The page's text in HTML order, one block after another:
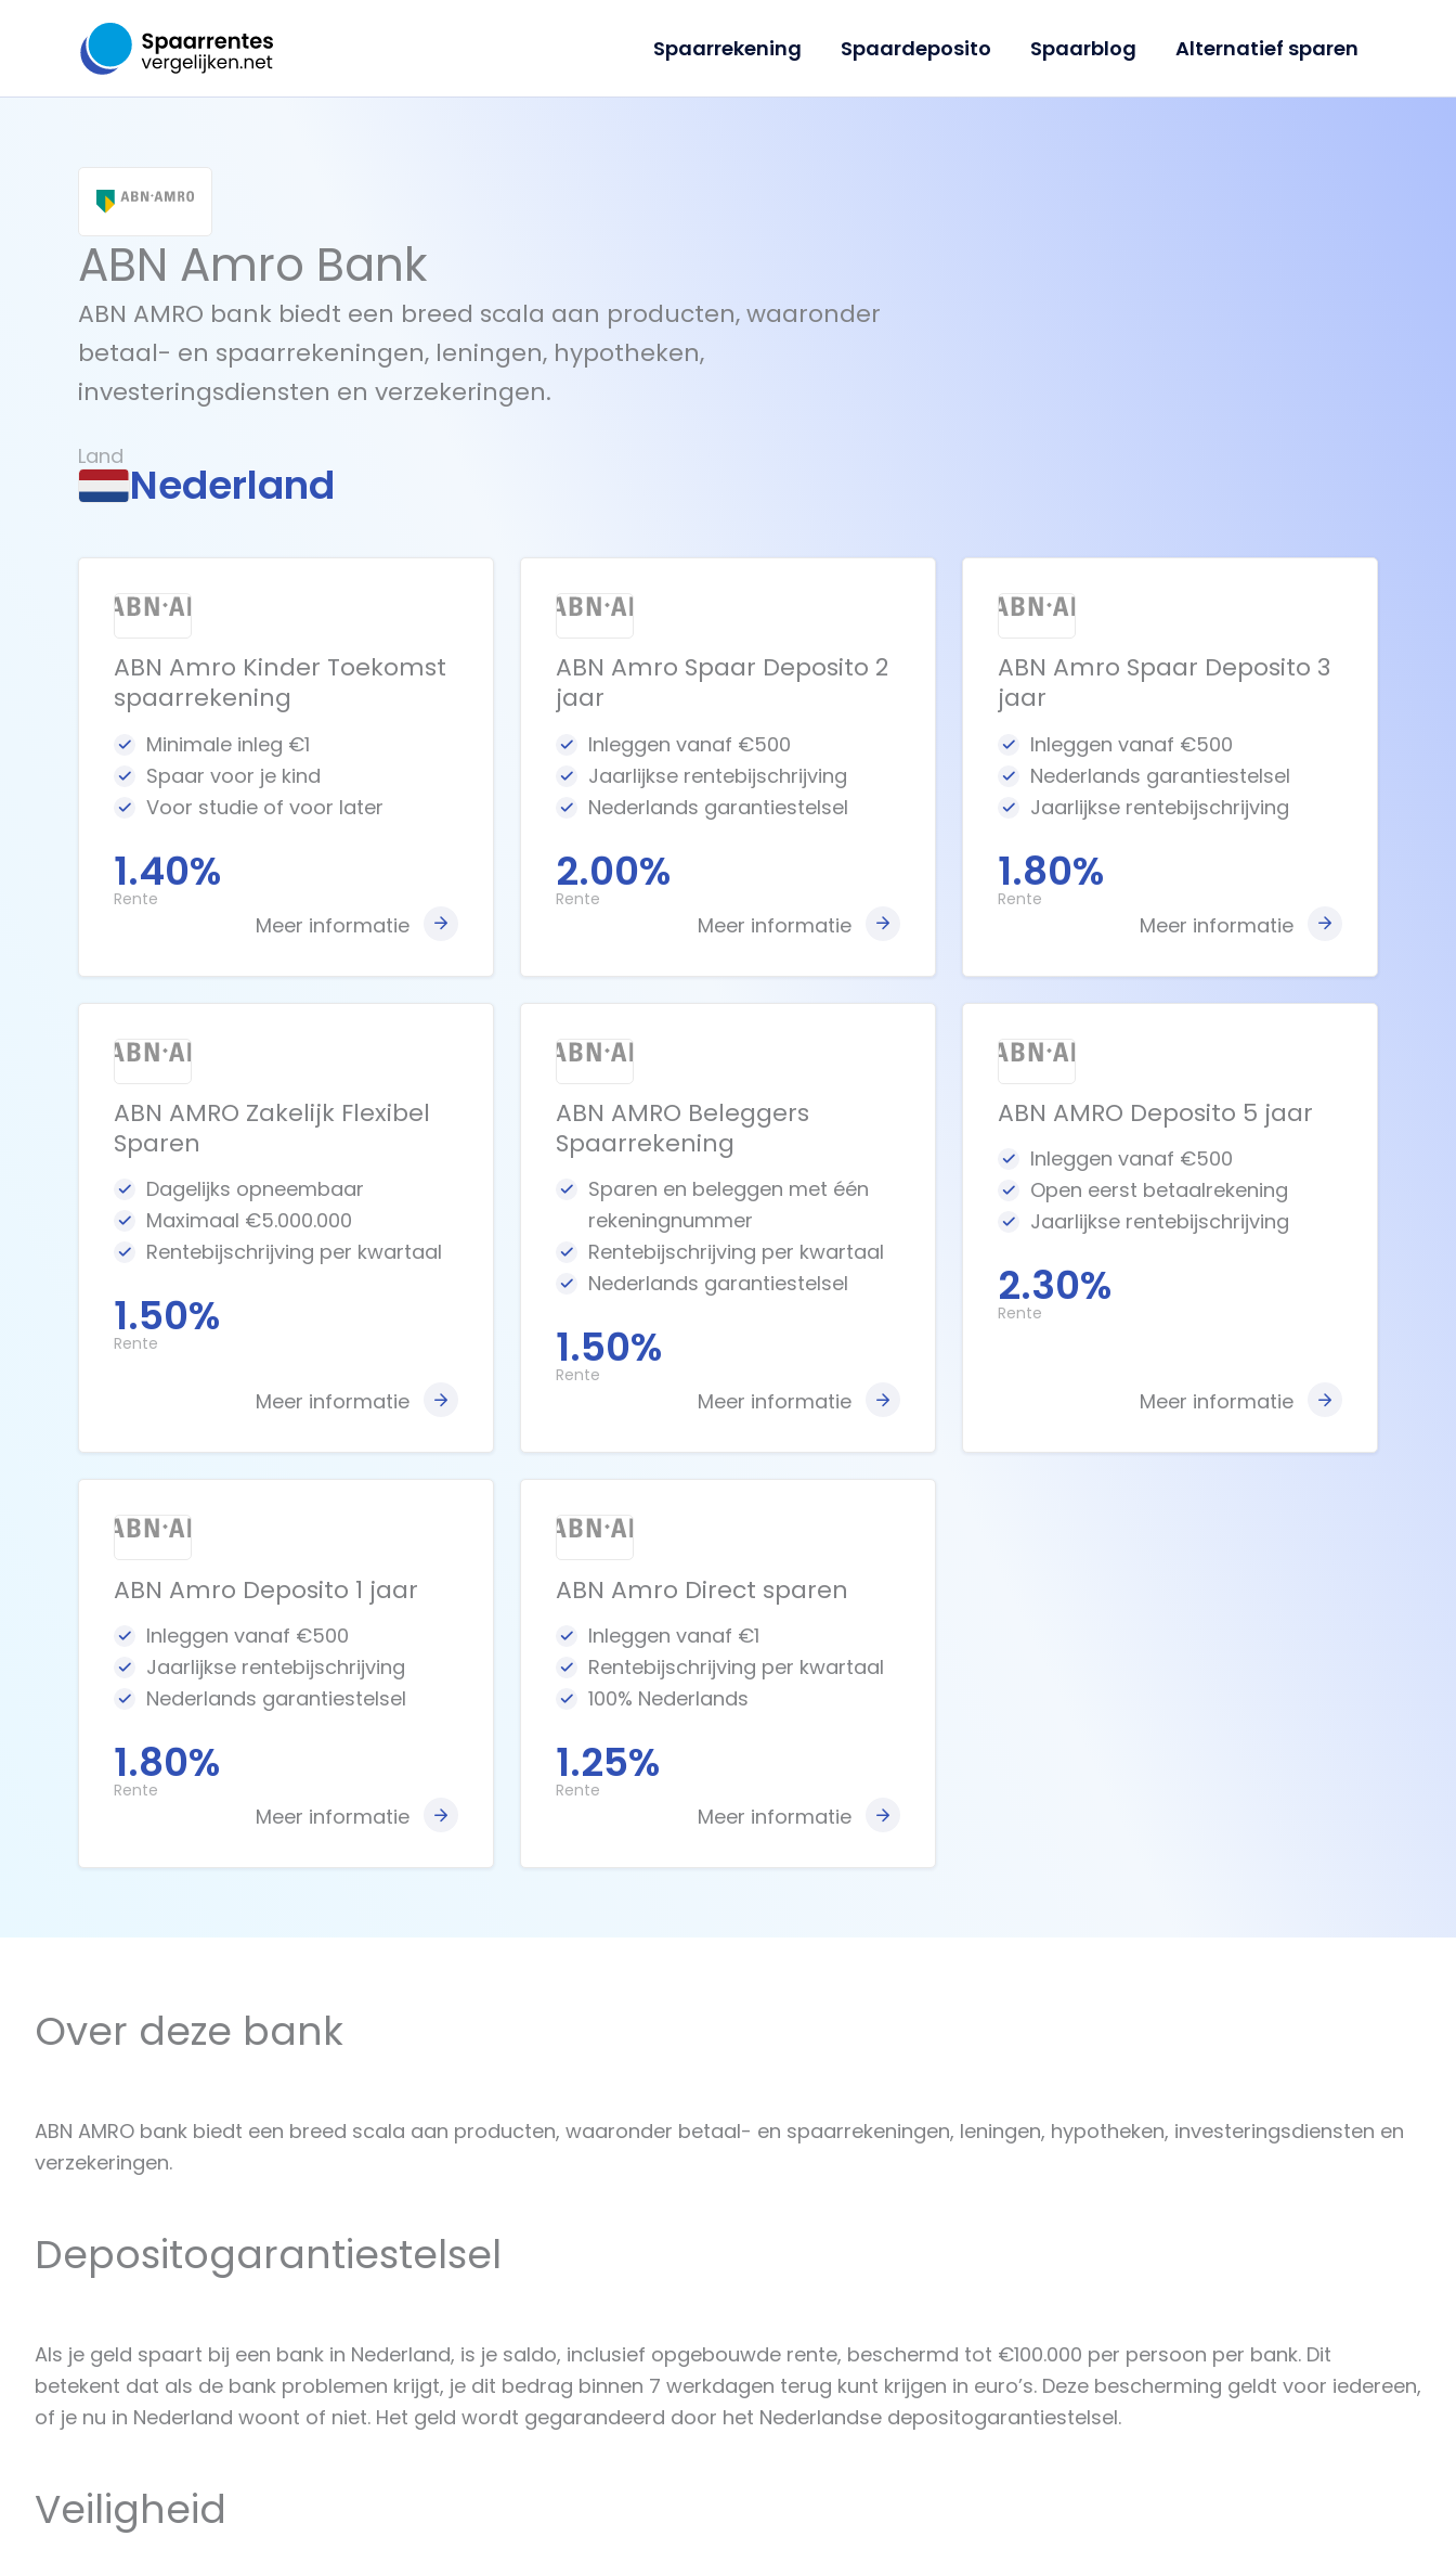
Spaarrekening Spaardeposito Spaarblog Alternatief sparen
ABN Amro Bank
ABN AMRO bank biedt een breed scala aan producten, waaronder
betaal- en spaarrekeningen, leningen, hypotheken,
investeringsdiensten en verzekeringen.
Land
Nederland
ABN Amro Kinder Toekomst
spaarrekening
Minimale inleg €1
Spaar voor je kind
Voor studie of voor later
1.40%
Rente
Meer informatie
ABN Amro Spaar Deposito 2
jaar
Inleggen vanaf €500
Jaarlijkse rentebijschrijving
Nederlands garantiestelsel
2.00%
Rente
Meer informatie
ABN Amro Spaar Deposito 3
jaar
Inleggen vanaf €500
Nederlands garantiestelsel
Jaarlijkse rentebijschrijving
1.80%
Rente
Meer informatie
ABN AMRO Zakelijk Flexibel
Sparen
Dagelijks opneembaar
Maximaal €5.000.000
Rentebijschrijving per kwartaal
1.50%
Rente
Meer informatie
ABN AMRO Beleggers
Spaarrekening
Sparen en beleggen met één
rekeningnummer
Rentebijschrijving per kwartaal
Nederlands garantiestelsel
1.50%
Rente
Meer informatie
ABN AMRO Deposito 5 jaar
Inleggen vanaf €500
Open eerst betaalrekening
Jaarlijkse rentebijschrijving
2.30%
Rente
Meer informatie
ABN Amro Deposito 1 jaar
Inleggen vanaf €500
Jaarlijkse rentebijschrijving
Nederlands garantiestelsel
1.80%
Rente
Meer informatie
ABN Amro Direct sparen
Inleggen vanaf €1
Rentebijschrijving per kwartaal
100% Nederlands
1.25%
Rente
Meer informatie
Over deze bank
ABN AMRO bank biedt een breed scala aan producten, waaronder betaal- en spaarrekeningen, leningen, hypotheken, investeringsdiensten en
verzekeringen.
Depositogarantiestelsel
Als je geld spaart bij een bank in Nederland, is je saldo, inclusief opgebouwde rente, beschermd tot €100.000 per persoon per bank. Dit
betekent dat als de bank problemen krijgt, je dit bedrag binnen 7 werkdagen terug kunt krijgen in euro’s. Deze bescherming geldt voor iedereen,
of je nu in Nederland woont of niet. Het geld wordt gegarandeerd door het Nederlandse depositogarantiestelsel.
Veiligheid